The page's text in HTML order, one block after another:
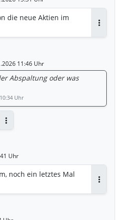
die neue Aktien im
11:46 Uhr
Abspaltung oder was
Uhr
Uhr
noch ein letztes Mal